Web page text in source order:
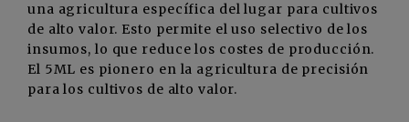
una agricultura específica del lugar para cultivos
de alto valor. Esto permite el uso selectivo de los
insumos, lo que reduce los costes de producción.
El 5ML es pionero en la agricultura de precisión
para los cultivos de alto valor.